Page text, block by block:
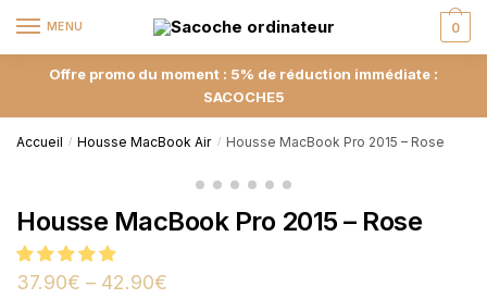
MENU 0
Offre promo du moment : 5% de réduction immédiate :
SACOCHE5
Accueil / Housse MacBook Air / Housse MacBook Pro 2015 – Rose
Housse MacBook Pro 2015 – Rose
37.90€ – 42.90€